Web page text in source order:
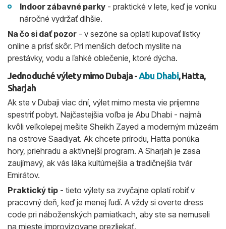
Indoor zábavné parky - praktické v lete, keď je vonku
náročné vydržať dlhšie.
Na čo si dať pozor - v sezóne sa oplatí kupovať lístky
online a prísť skôr. Pri menších deťoch myslite na
prestávky, vodu a ľahké oblečenie, ktoré dýcha.
Jednoduché výlety mimo Dubaja -Abu Dhabi, Hatta,
Sharjah
Ak ste v Dubaji viac dní, výlet mimo mesta vie príjemne
spestriť pobyt. Najčastejšia voľba je Abu Dhabi - najmä
kvôli veľkolepej mešite Sheikh Zayed a moderným múzeám
na ostrove Saadiyat. Ak chcete prírodu, Hatta ponúka
hory, priehradu a aktívnejší program. A Sharjah je zasa
zaujímavý, ak vás láka kultúrnejšia a tradičnejšia tvár
Emirátov.
Praktický tip - tieto výlety sa zvyčajne oplatí robiť v
pracovný deň, keď je menej ľudí. A vždy si overte dress
code pri náboženských pamiatkach, aby ste sa nemuseli
na mieste improvizovane prezliekať.